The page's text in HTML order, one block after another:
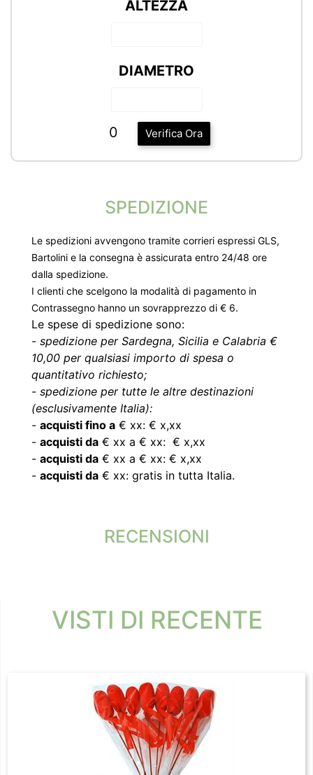
ALTEZZA
DIAMETRO
Verifica Ora
0
SPEDIZIONE
Le spedizioni avvengono tramite corrieri espressi GLS,
Bartolini e la consegna è assicurata entro 24/48 ore
dalla spedizione.
I clienti che scelgono la modalità di pagamento in
Contrassegno hanno un sovrapprezzo di € 6.
Le spese di spedizione sono:
- spedizione per Sardegna, Sicilia e Calabria €
10,00 per qualsiasi importo di spesa o
quantitativo richiesto;
- spedizione per tutte le altre destinazioni
(esclusivamente Italia):
- acquisti fino a € xx: € x,xx
- acquisti da € xx a € xx: € x,xx
- acquisti da € xx a € xx: € x,xx
- acquisti da € xx: gratis in tutta Italia.
RECENSIONI
VISTI DI RECENTE